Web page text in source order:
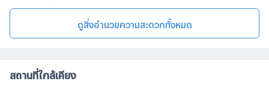
ดูสิ่งอำนวยความสะดวกทั้งหมด
สถานที่ใกล้เคียง